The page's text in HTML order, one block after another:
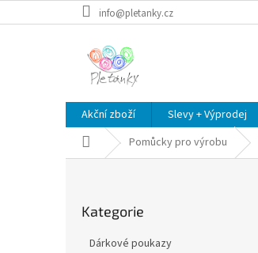
na
info@pletanky.cz
Akční zboží Slevy + Výprodej
Domů Pomůcky pro výrobu
kategorie
Kategorie
Dárkové poukazy